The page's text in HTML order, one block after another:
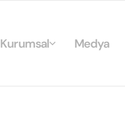
Kurumsal Medya